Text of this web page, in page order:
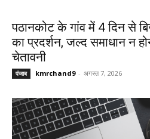
पठानकोट के गांव में 4 दिन से
का प्रदर्शन, जल्द समाधान न
चेतावनी
पंजाब kmrchand9 - अगस्त 7, 2026